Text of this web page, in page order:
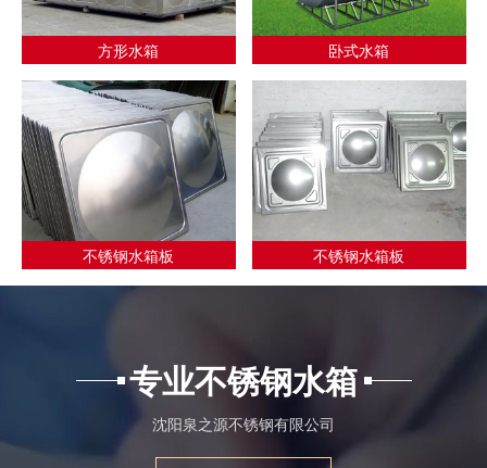
方形水箱 卧式水箱
不锈钢水箱板 不锈钢水箱板
专业不锈钢水箱
沈阳泉之源不锈钢有限公司